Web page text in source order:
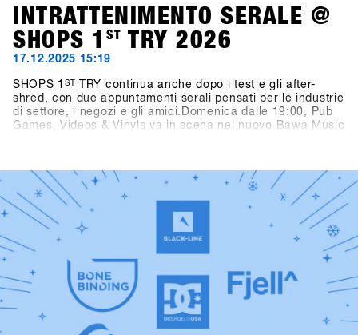
INTRATTENIMENTO SERALE @
SHOPS 1
ST TRY 2026
17.12.2025 15:19
SHOPS 1 ST
TRY continua anche dopo i test e gli after-
shred, con due appuntamenti serali pensati per le industrie
di settore, i negozi e gli amici.Domenica dalle 19:00, Pub
Games, Videos & Vinyls va in scena nel nuovo Bawa Music
possono vincere gramdi premi.Lunedì dalle 21:00, due
vere leggende dello snowboard passano dietro alla
consolle: Fredi Kalbermatten e Gogo Gossner, alias DJ
Fredi K & DJock Norris. Il loro viaggio tra hip hop old-
school, funk e soul prende vita al Kosis Pub (Hotel Kosis,
Fügen).Due serate indimenticabili in due location diverse e
stimolanti, pensate come spazi di confronto, community,
divertimento e tempo condiviso lontano dalla neve.